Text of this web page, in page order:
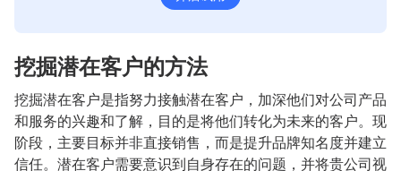
挖掘潜在客户的方法
挖掘潜在客户是指努力接触潜在客户，加深他们对公司产品
和服务的兴趣和了解，目的是将他们转化为未来的客户。现
阶段，主要目标并非直接销售，而是提升品牌知名度并建立
信任。潜在客户需要意识到自身存在的问题，并将贵公司视